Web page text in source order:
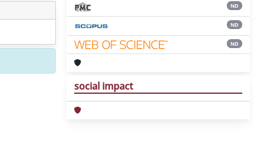
ND
ND
ND
social impact